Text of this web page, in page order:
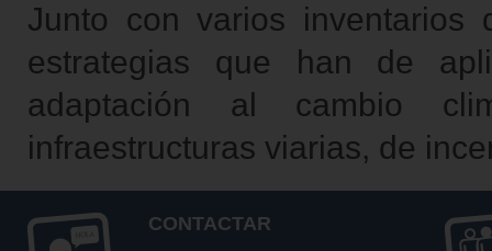
Junto con varios
estrategias que han de
adaptación al cambio
infraestructuras viarias, de
CONTACTAR